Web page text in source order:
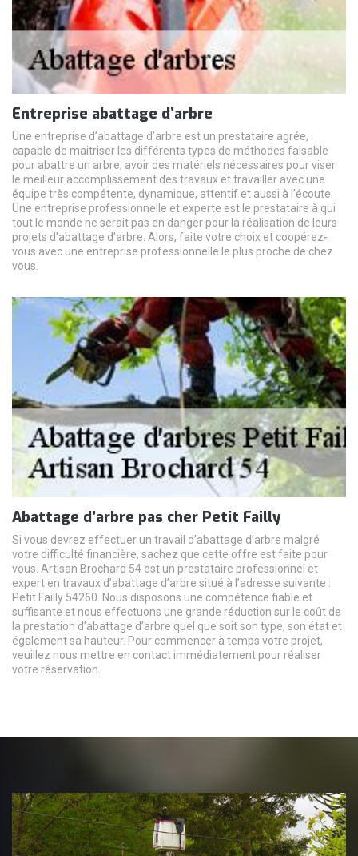
Entreprise abattage d’arbre
Une entreprise d’abattage d’arbre est un prestataire agrée,
capable de maitriser les différents types de méthodes faisable
pour abattre un arbre, avoir des matériels nécessaires pour viser
le meilleur accomplissement des travaux et travailler avec une
équipe très compétente, dynamique, attentif et aussi à l’écoute.
Une entreprise professionnelle et experte est le prestataire à qui
tout le monde ne serait pas en danger pour la réalisation de leurs
projets d’abattage d’arbre. Alors, faite votre choix et coopérez-
vous avec une entreprise professionnelle le plus proche de chez
vous.
Abattage d’arbre pas cher Petit Failly
Si vous devrez effectuer un travail d’abattage d’arbre malgré
votre difficulté financière, sachez que cette offre est faite pour
vous. Artisan Brochard 54 est un prestataire professionnel et
expert en travaux d’abattage d’arbre situé à l’adresse suivante :
Petit Failly 54260. Nous disposons une compétence fiable et
suffisante et nous effectuons une grande réduction sur le coût de
la prestation d’abattage d’arbre quel que soit son type, son état et
également sa hauteur. Pour commencer à temps votre projet,
veuillez nous mettre en contact immédiatement pour réaliser
votre réservation.